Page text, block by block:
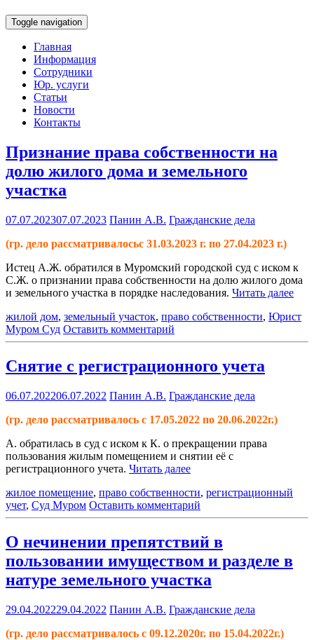
Toggle navigation
Главная
Информация
Сотрудники
Юр. услуги
Статьи
Новости
Контакты
Признание права собственности на
долю жилого дома и земельного
участка
07.07.202307.07.2023 Панин А.В. Гражданские дела
(гр. дело рассматривалосьс 31.03.2023 г. по 27.04.2023 г.)
Истец А.Ж. обратился в Муромский городской суд с иском к
С.Ж. о признании права собственности на долю жилого дома
и земельного участка в порядке наследования. Читать далее
жилой дом, земельный участок, право собственности, Юрист
Муром Суд Оставить комментарий
Снятие с регистрационного учета
06.07.202206.07.2022 Панин А.В. Гражданские дела
(гр. дело рассматривалось с 17.05.2022 по 20.06.2022г.)
А. обратилась в суд с иском к К. о прекращении права
пользования жилым помещением и снятии её с
регистрационного учета. Читать далее
жилое помещение, право собственности, регистрационный
учет, Суд Муром Оставить комментарий
О нечинении препятствий в
пользовании имуществом и разделе в
натуре земельного участка
29.04.202229.04.2022 Панин А.В. Гражданские дела
(гр. дело рассматривалось с 09.12.2020г. по 15.04.2022г.)